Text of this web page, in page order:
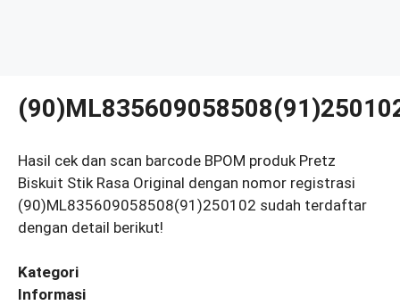
Hasil cek dan scan barcode BPOM produk Pretz
Biskuit Stik Rasa Original dengan nomor registrasi
(90)ML835609058508(91)250102 sudah terdaftar
dengan detail berikut!
Kategori
Informasi